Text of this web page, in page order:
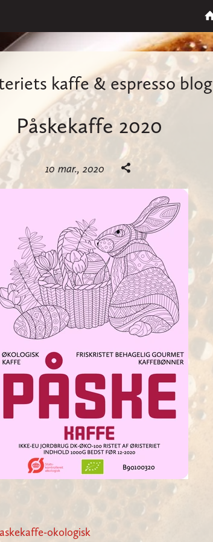
kaffe & espresso blog
Påskekaffe 2020
10 mar., 2020
okologisk